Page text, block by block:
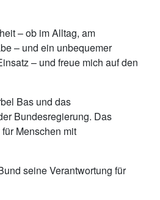
– ob im Alltag, am
– und ein unbequemer
– und freue mich auf den
Bas und das
Bundesregierung. Das
Menschen mit
seine Verantwortung für